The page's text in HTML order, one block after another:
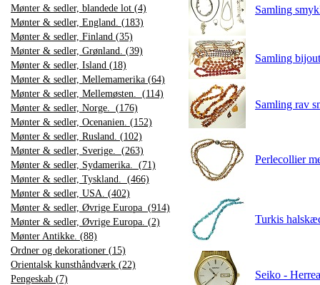
Mønter & sedler, blandede lot (4)
Mønter & sedler, England. (183)
Mønter & sedler, Finland (35)
Mønter & sedler, Grønland. (39)
Mønter & sedler, Island (18)
Mønter & sedler, Mellemamerika (64)
Mønter & sedler, Mellemøsten. (114)
Mønter & sedler, Norge. (176)
Mønter & sedler, Ocenanien. (152)
Mønter & sedler, Rusland. (102)
Mønter & sedler, Sverige. (263)
Mønter & sedler, Sydamerika. (71)
Mønter & sedler, Tyskland. (466)
Mønter & sedler, USA. (402)
Mønter & sedler, Øvrige Europa (914)
Mønter & sedler, Øvrige Europa. (2)
Mønter Antikke. (88)
Ordner og dekorationer (15)
Orientalsk kunsthåndværk (22)
Pengeskab (7)
Samling
Samling
Samling rav
Perlecollier
Turkis
Seiko -